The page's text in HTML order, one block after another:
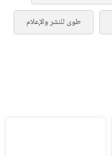
طوى للنشر والإعلام